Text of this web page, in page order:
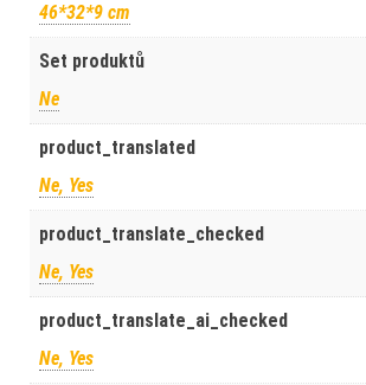
46*32*9 cm
Set produktů
Ne
product_translated
Ne, Yes
product_translate_checked
Ne, Yes
product_translate_ai_checked
Ne, Yes